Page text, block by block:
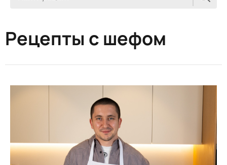
Рецепты с шефом